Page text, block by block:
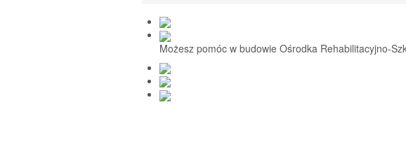
Możesz pomóc w budowie Ośrodka Rehabilitacyjno-